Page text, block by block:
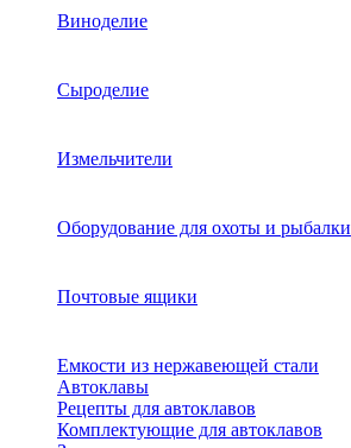
Виноделие
Сыроделие
Измельчители
Оборудование для охоты и рыбалки
Почтовые ящики
Емкости из нержавеющей стали
Автоклавы
Рецепты для автоклавов
Комплектующие для автоклавов